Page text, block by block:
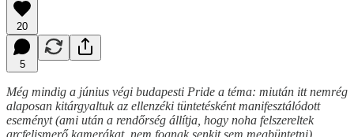
20
5
Még mindig a június végi budapesti Pride a téma: miután itt nemrég
alaposan kitárgyaltuk az ellenzéki tüntetésként manifesztálódott
eseményt (ami után a rendőrség állítja, hogy noha felszereltek
arcfelismerő kamerákat, nem fognak senkit sem megbüntetni),